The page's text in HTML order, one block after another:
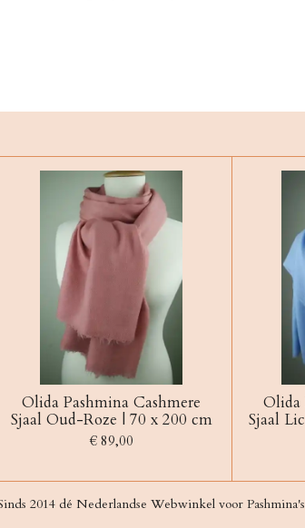
Olida Pashmina Cashmere
Sjaal Oud-Roze | 70 x 200 cm
€ 89,00
Olida
Sjaal
2014 dé Nederlandse Webwinkel voor Pashmina's